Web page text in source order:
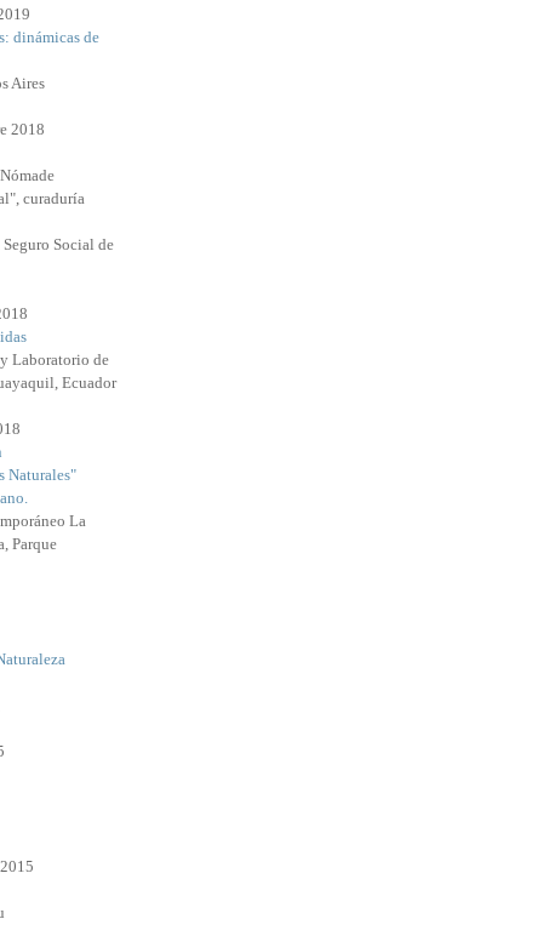
dinámicas de
Aires
2018
curaduría
Social de
Laboratorio de
Ecuador
Naturales"
La
Parque